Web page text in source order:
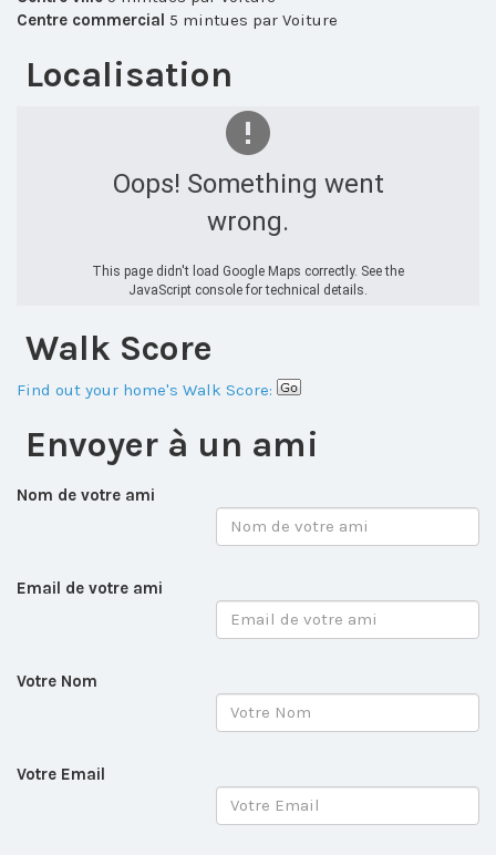
Centre commercial 5 mintues par Voiture
Localisation
Oops! Something went
wrong.
This page didn't load Google Maps correctly. See the
JavaScript console for technical details.
Walk Score
Find out your home's Walk Score:
Envoyer à un ami
Nom de votre ami
Email de votre ami
Votre Nom
Votre Email